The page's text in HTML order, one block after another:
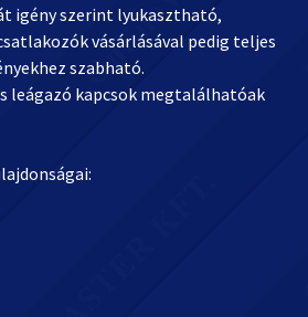
igény szerint lyukasztható,
vásárlásával pedig teljes
szabható.
leágazó kapcsok megtalálhatóak